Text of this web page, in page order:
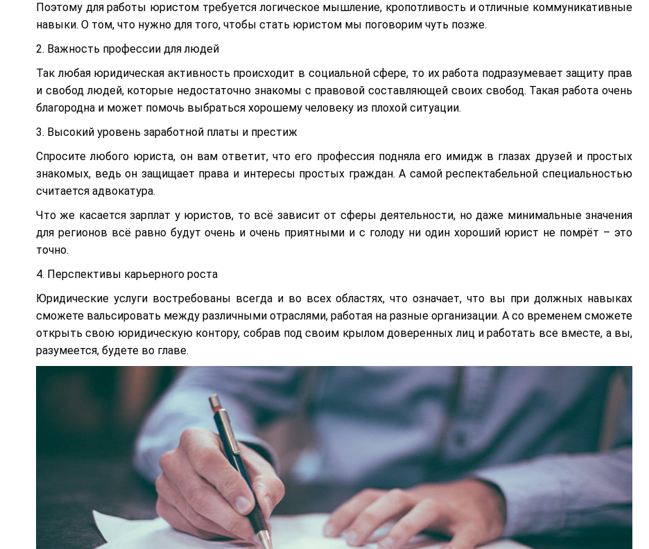
Поэтому для работы юристом требуется логическое мышление, кропотливость и отличные коммуникативные
навыки. О том, что нужно для того, чтобы стать юристом мы поговорим чуть позже.
2. Важность профессии для людей
Так любая юридическая активность происходит в социальной сфере, то их работа подразумевает защиту прав
и свобод людей, которые недостаточно знакомы с правовой составляющей своих свобод. Такая работа очень
благородна и может помочь выбраться хорошему человеку из плохой ситуации.
3. Высокий уровень заработной платы и престиж
Спросите любого юриста, он вам ответит, что его профессия подняла его имидж в глазах друзей и простых
знакомых, ведь он защищает права и интересы простых граждан. А самой респектабельной специальностью
считается адвокатура.
Что же касается зарплат у юристов, то всё зависит от сферы деятельности, но даже минимальные значения
для регионов всё равно будут очень и очень приятными и с голоду ни один хороший юрист не помрёт – это
точно.
4. Перспективы карьерного роста
Юридические услуги востребованы всегда и во всех областях, что означает, что вы при должных навыках
сможете вальсировать между различными отраслями, работая на разные организации. А со временем сможете
открыть свою юридическую контору, собрав под своим крылом доверенных лиц и работать все вместе, а вы,
разумеется, будете во главе.